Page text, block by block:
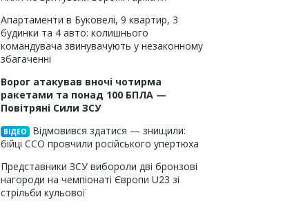
Апартаменти в Буковелі, 9 квартир, 3
будинки та 4 авто: колишнього
командувача звинувачують у незаконному
збагаченні
Ворог атакував вночі чотирма
ракетами та понад 100 БПЛА —
Повітряні Сили ЗСУ
ВІДЕО
Відмовився здатися — знищили:
бійці ССО провчили російського упертюха
Представники ЗСУ вибороли дві бронзові
нагороди на чемпіонаті Європи U23 зі
стрільби кульової